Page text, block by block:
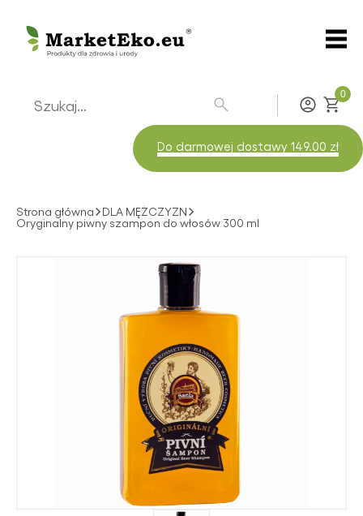
Zaloguj
0
Do darmowej dostawy 149.00 zł
Strona główna
DLA MĘŻCZYZN
Oryginalny piwny szampon do włosów 300 ml